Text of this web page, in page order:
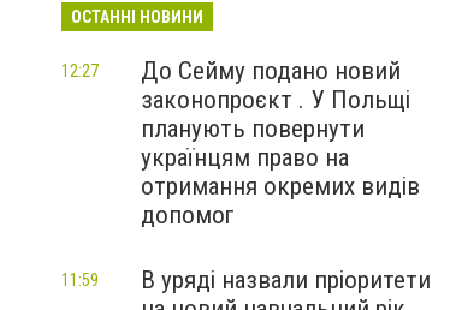
ОСТАННІ НОВИНИ
До Сейму подано новий
законопроєкт . У Польщі
планують повернути
українцям право на
отримання окремих видів
допомог
12:27
В уряді назвали пріоритети
11:59